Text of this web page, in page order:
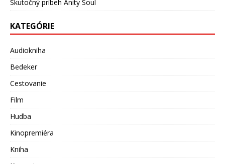
Skutočný príbeh Anity Soul
KATEGÓRIE
Audiokniha
Bedeker
Cestovanie
Film
Hudba
Kinopremiéra
Kniha